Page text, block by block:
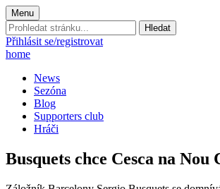
Menu
Prohledat
stránku:
Přihlásit se/registrovat
home
News
Sezóna
Blog
Supporters club
Hráči
Busquets chce Cesca na Nou